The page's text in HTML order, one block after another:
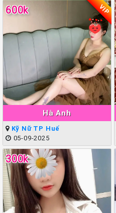
Hà Anh
600k VIP
Kỹ Nữ TP Huế
05-09-2025
300k